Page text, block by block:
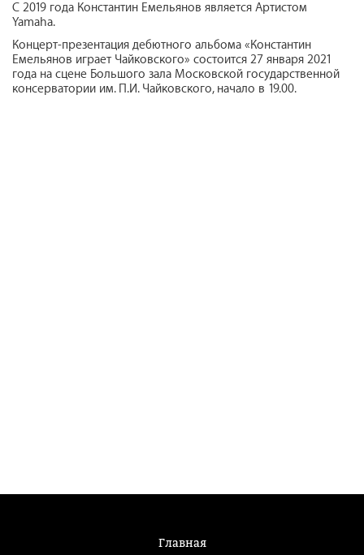
С 2019 года Константин Емельянов является Артистом
Yamaha.
Концерт-презентация дебютного альбома «Константин
Емельянов играет Чайковского» состоится 27 января 2021
года на сцене Большого зала Московской государственной
консерватории им. П.И. Чайковского, начало в 19.00.
Главная